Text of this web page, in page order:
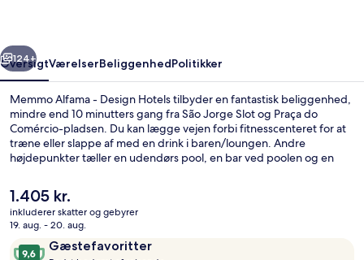
Næste
124+
OversigtVærelserBeliggenhedPolitikker
Memmo Alfama - Design Hotels tilbyder en fantastisk beliggenhed,
mindre end 10 minutters gang fra São Jorge Slot og Praça do
Comércio-pladsen. Du kan lægge vejen forbi fitnesscenteret for at
træne eller slappe af med en drink i baren/loungen. Andre
højdepunkter tæller en udendørs pool, en bar ved poolen og en
personale og beliggenhed i nærheden af seværdigheder.
Overnatningsstedet ligger kun en kort gåtur fra offentlig transport:
Limoeiro Sporvognsstation er få skridt derfra og Miradouro Sta.
Luzia Station ligger 4 minutter væk.
Den
nuværende
pris
1.405 kr.
1.405 kr.
inkluderer skatter og gebyrer
19. aug. - 20. aug.
AnmeldelserGæstefavoritter
9,6